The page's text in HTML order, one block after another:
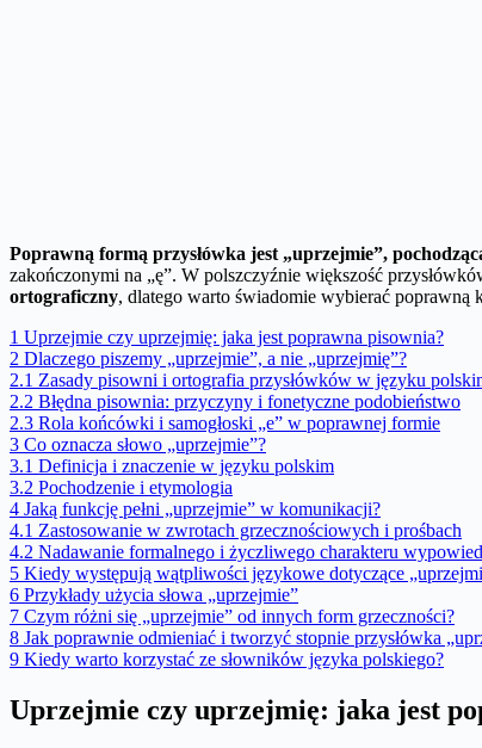
Poprawną formą przysłówka jest „uprzejmie”,
zakończonymi na „ę”. W polszczyźnie większość
ortograficzny, dlatego warto świadomie wybierać poprawną
1 Uprzejmie czy uprzejmię: jaka jest poprawna pisownia?
2 Dlaczego piszemy „uprzejmie”, a nie „uprzejmię”?
2.1 Zasady pisowni i ortografia przysłówków w języku
2.2 Błędna pisownia: przyczyny i fonetyczne podobieństwo
2.3 Rola końcówki i samogłoski „e” w poprawnej formie
3 Co oznacza słowo „uprzejmie”?
3.1 Definicja i znaczenie w języku polskim
3.2 Pochodzenie i etymologia
4 Jaką funkcję pełni „uprzejmie” w komunikacji?
4.1 Zastosowanie w zwrotach grzecznościowych i prośbach
4.2 Nadawanie formalnego i życzliwego charakteru
5 Kiedy występują wątpliwości językowe dotyczące
6 Przykłady użycia słowa „uprzejmie”
7 Czym różni się „uprzejmie” od innych form grzeczności?
8 Jak poprawnie odmieniać i tworzyć stopnie przysłówka
9 Kiedy warto korzystać ze słowników języka polskiego?
Uprzejmie czy uprzejmię: jaka jest